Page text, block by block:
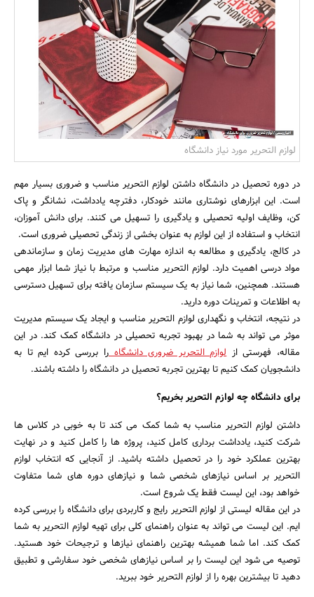
بانک، بیمه و سرمایه
مسکن و ساختمان
لوازم التحریر مورد نیاز دانشگاه
در دوره تحصیل در دانشگاه داشتن لوازم التحریر مناسب و ضروری بسیار مهم
است. این ابزارهای نوشتاری مانند خودکار، دفترچه یادداشت، نشانگر و پاک
کن، وظایف اولیه تحصیلی و یادگیری را تسهیل می کنند. برای دانش آموزان،
انتخاب و استفاده از این لوازم به عنوان بخشی از زندگی تحصیلی ضروری است.
در کالج، یادگیری و مطالعه به اندازه مهارت های مدیریت زمان و سازماندهی
مواد درسی اهمیت دارد. لوازم التحریر مناسب و مرتبط با نیاز شما ابزار مهمی
هستند. همچنین، شما نیاز به یک سیستم سازمان یافته برای تسهیل دسترسی
به اطلاعات و تمرینات دوره دارید.
در نتیجه، انتخاب و نگهداری لوازم التحریر مناسب و ایجاد یک سیستم مدیریت
موثر می تواند به شما در بهبود تجربه تحصیلی در دانشگاه کمک کند. در این
مقاله، فهرستی ازلوازم التحریر ضروری دانشگاهرا بررسی کرده ایم تا به
دانشجویان کمک کنیم تا بهترین تجربه تحصیل در دانشگاه را داشته باشند.
برای دانشگاه چه لوازم التحریر بخریم؟
داشتن لوازم التحریر مناسب به شما کمک می کند تا به خوبی در کلاس ها
شرکت کنید، یادداشت برداری کامل کنید، پروژه ها را کامل کنید و در نهایت
بهترین عملکرد خود را در تحصیل داشته باشید. از آنجایی که انتخاب لوازم
التحریر بر اساس نیازهای شخصی شما و نیازهای دوره های شما متفاوت
خواهد بود، این لیست فقط یک شروع است.
در این مقاله لیستی از لوازم التحریر رایج و کاربردی برای دانشگاه را بررسی کرده
ایم. این لیست می تواند به عنوان راهنمای کلی برای تهیه لوازم التحریر به شما
کمک کند. اما شما همیشه بهترین راهنمای نیازها و ترجیحات خود هستید.
توصیه می شود این لیست را بر اساس نیازهای شخصی خود سفارشی و تطبیق
دهید تا بیشترین بهره را از لوازم التحریر خود ببرید.